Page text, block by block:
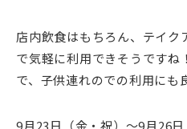
店内飲食はもちろん、テイク
で気軽に利用できそうですね
で、子供連れのでの利用にも
9月23日（金・祝）～9月26